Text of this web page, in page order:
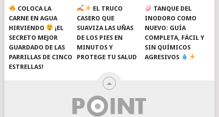
COLOCA LA
CARNE EN AGUA
HIRVIENDO
¡EL
SECRETO MEJOR
GUARDADO DE LAS
PARRILLAS DE CINCO
ESTRELLAS!
EL TRUCO
CASERO QUE
SUAVIZA LAS UÑAS
DE LOS PIES EN
MINUTOS Y
PROTEGE TU SALUD
TANQUE DEL
INODORO COMO
NUEVO: GUÍA
COMPLETA, FÁCIL Y
SIN QUÍMICOS
AGRESIVOS